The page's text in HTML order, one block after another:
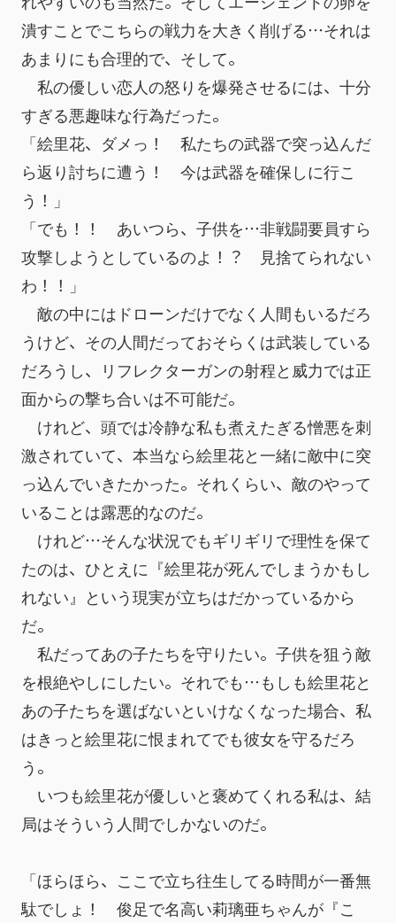
潰すことでこちらの戦力を大きく削げる…それは
あまりにも合理的で、そして。
私の優しい恋人の怒りを爆発させるには、十分
すぎる悪趣味な行為だった。
「絵里花、ダメっ！　私たちの武器で突っ込んだ
ら返り討ちに遭う！　今は武器を確保しに行こ
う！」
「でも！！　あいつら、子供を…非戦闘要員すら
攻撃しようとしているのよ！？　見捨てられない
わ！！」
敵の中にはドローンだけでなく人間もいるだろ
うけど、その人間だっておそらくは武装している
だろうし、リフレクターガンの射程と威力では正
面からの撃ち合いは不可能だ。
けれど、頭では冷静な私も煮えたぎる憎悪を刺
激されていて、本当なら絵里花と一緒に敵中に突
っ込んでいきたかった。それくらい、敵のやって
いることは露悪的なのだ。
けれど…そんな状況でもギリギリで理性を保て
たのは、ひとえに『絵里花が死んでしまうかもし
れない』という現実が立ちはだかっているから
だ。
私だってあの子たちを守りたい。子供を狙う敵
を根絶やしにしたい。それでも…もしも絵里花と
あの子たちを選ばないといけなくなった場合、私
はきっと絵里花に恨まれてでも彼女を守るだろ
う。
いつも絵里花が優しいと褒めてくれる私は、結
局はそういう人間でしかないのだ。
「ほらほら、ここで立ち往生してる時間が一番無
駄でしょ！　俊足で名高い莉璃亜ちゃんが『こ